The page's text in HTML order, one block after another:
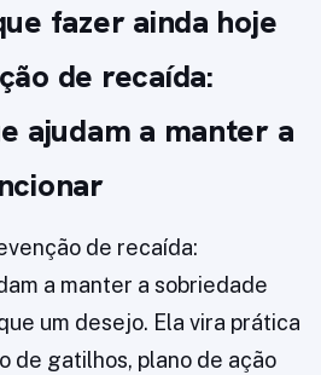
fazer ainda hoje
de recaída:
ajudam a manter a
de recaída:
a manter a sobriedade
um desejo. Ela vira prática
de gatilhos, plano de ação